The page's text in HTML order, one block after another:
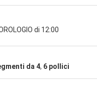
di 12:00
da 4, 6 pollici